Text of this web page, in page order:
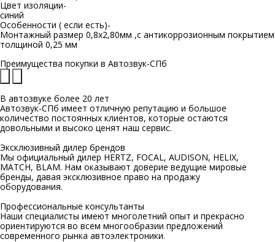
Цвет изоляции-
синий
Особенности ( если есть)-
Монтажный размер 0,8x2,80мм ,с антикоррозионным покрытием
толщиной 0,25 мм
Преимущества покупки в Автозвук-СПб
В автозвуке более 20 лет
Автозвук-СПб имеет отличную репутацию и большое
количество постоянных клиентов, которые остаются
довольными и высоко ценят наш сервис.
Эксклюзивный дилер брендов
Мы официальный дилер HERTZ, FOCAL, AUDISON, HELIX,
MATCH, BLAM. Нам оказывают доверие ведущие мировые
бренды, давая эксклюзивное право на продажу
оборудования.
Профессиональные консультанты
Наши специалисты имеют многолетний опыт и прекрасно
ориентируются во всем многообразии предложений
современного рынка автоэлектроники.